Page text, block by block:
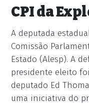
CPI da
A deputada
Comissão
Estado (Alesp). A
presidente eleito
deputado Ed
uma iniciativa do